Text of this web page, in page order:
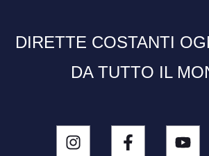
DIRETTE COSTANTI
DA TUTTO IL